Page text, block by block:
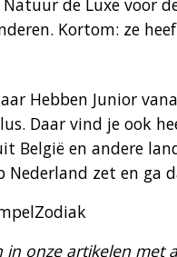
de Luxe voor
Kortom: ze
Hebben Junior
Daar vind je ook
België en andere
Nederland zet en ga
onze artikelen met